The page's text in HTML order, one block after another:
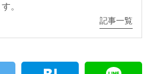
。
記事一覧